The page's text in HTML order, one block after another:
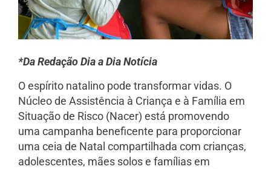
*Da Redação Dia a Dia Notícia
O espírito natalino pode transformar vidas. O
Núcleo de Assistência à Criança e à Família em
Situação de Risco (Nacer) está promovendo
uma campanha beneficente para proporcionar
uma ceia de Natal compartilhada com crianças,
adolescentes, mães solos e famílias em